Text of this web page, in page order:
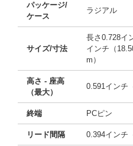
パッケージ/
ケース
ラジアル
サイズ/寸法
長さ0.728イ
インチ（
m）
高さ - 座高
（最大）
0.591インチ
終端 PCピン
リード間隔 0.394インチ